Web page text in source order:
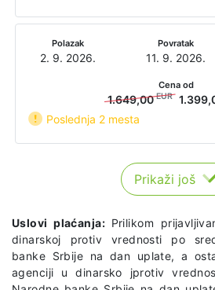
Polazak
2. 9. 2026.
Povratak
11. 9. 2026.
Poslednja 2 mesta
Cena od
1.649,00EUR
Prikaži još
Uslovi plaćanja: Prilikom
dinarskoj protiv vrednosti po
banke Srbije na dan uplate, a
agenciji u dinarsko jprotiv